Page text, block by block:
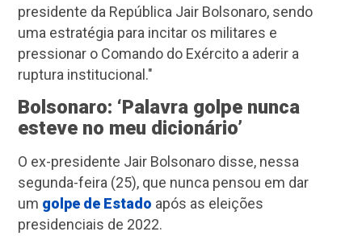
presidente da República Jair Bolsonaro, sendo
uma estratégia para incitar os militares e
pressionar o Comando do Exército a aderir a
ruptura institucional."
Bolsonaro: ‘Palavra golpe nunca
esteve no meu dicionário’
O ex-presidente Jair Bolsonaro disse, nessa
segunda-feira (25), que nunca pensou em dar
um golpe de Estado após as eleições
presidenciais de 2022.